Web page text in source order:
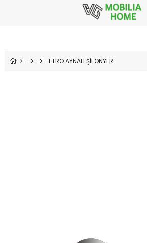
ETRO AYNALI ŞİFONYER